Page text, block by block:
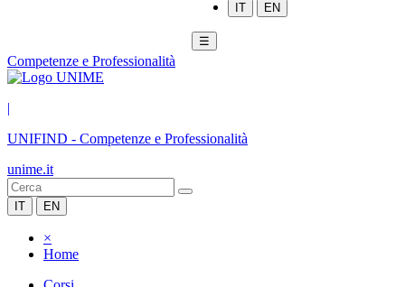
IT EN
☰
Competenze e Professionalità
|
UNIFIND - Competenze e Professionalità
unime.it
IT EN
×
Home